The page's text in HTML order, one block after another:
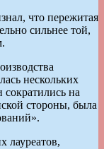
что пережитая
сильнее той,
нескольких
на
стороны, была
лауреатов,